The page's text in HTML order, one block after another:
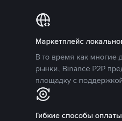
Маркетплейс
В то время как многие
рынки, Binance P2P
площадку с
Гибкие способы оплаты